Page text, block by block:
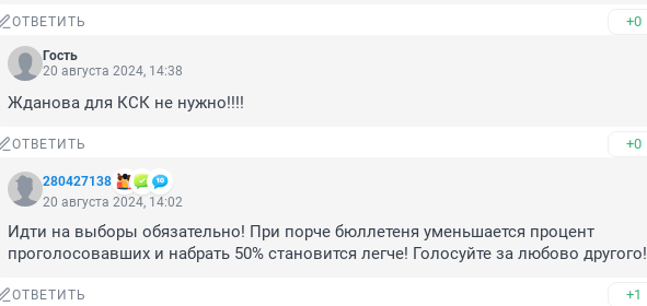
ОТВЕТИТЬ +0
Гость
20 августа 2024, 14:38
Жданова для КСК не нужно!!!!
ОТВЕТИТЬ +0
280427138
20 августа 2024, 14:02
Идти на выборы обязательно! При порче бюллетеня уменьшается процент
проголосовавших и набрать 50% становится легче! Голосуйте за любово другого!
ОТВЕТИТЬ +1